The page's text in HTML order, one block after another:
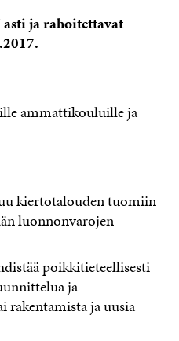
ja rahoitettavat
ammattikouluille ja
kiertotalouden tuomiin
luonnonvarojen
poikkitieteellisesti
ja
rakentamista ja uusia